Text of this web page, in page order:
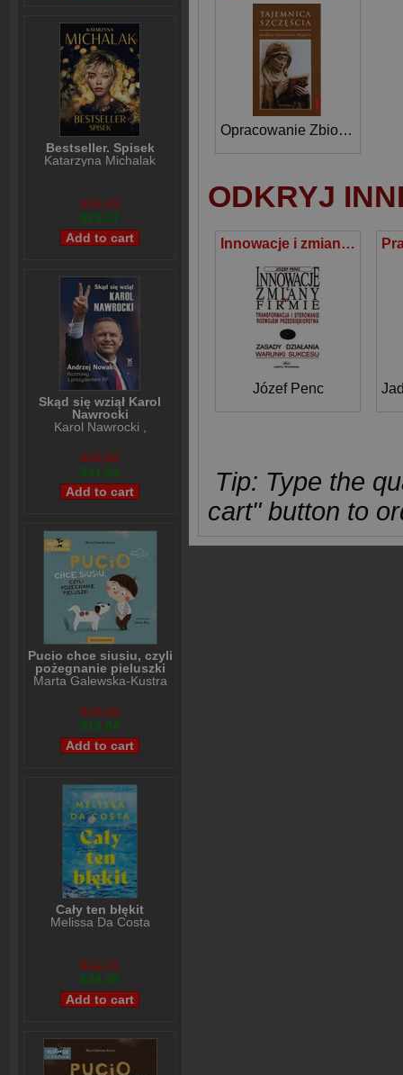
Bestseller. Spisek
Katarzyna Michalak
$30,09
$23,07
Skąd się wziął Karol
Nawrocki
Karol Nawrocki
$49,66
$41,54
Pucio chce siusiu, czyli
pożegnanie pieluszki
Marta Galewska-Kustra
$16,05
$13,04
Cały ten błękit
Melissa Da Costa
$32,79
$29,09
Opracowanie Zbiorowe
ODKRYJ
Innowacje i zmiany w firmie Transformacja i sterowanie rozwojem przedsiębiorstwa
Józef Penc
Tip: Type the
cart" button to